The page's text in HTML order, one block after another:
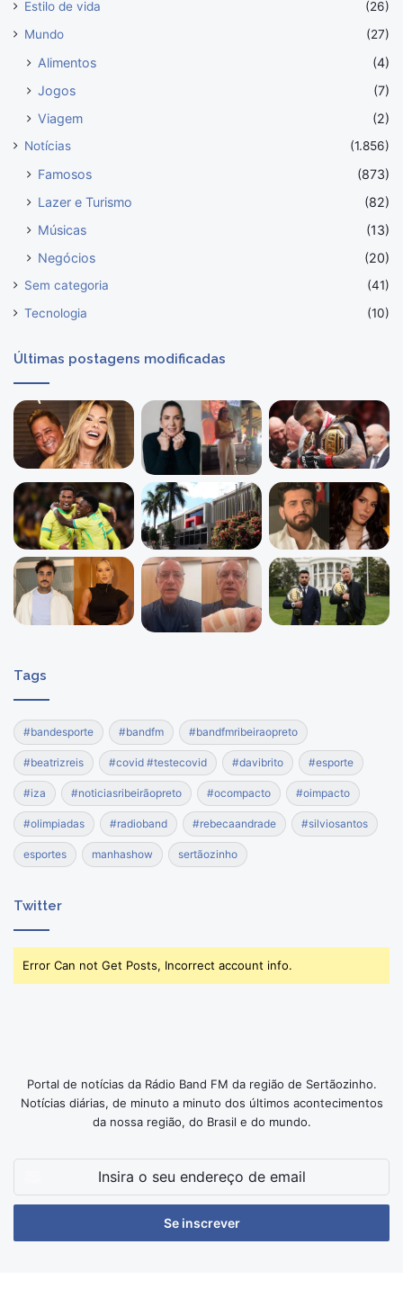
Estilo de vida
(26)
Mundo
(27)
Alimentos
(4)
Jogos
(7)
Viagem
(2)
Notícias (1.856)
Famosos
(873)
Lazer e Turismo
(82)
Músicas
(13)
Negócios
(20)
Sem categoria
(41)
Tecnologia
(10)
Últimas postagens modificadas
Tags
#bandesporte #bandfm #bandfmribeiraopreto
#beatrizreis #covid #testecovid #davibrito #esporte
#iza #noticiasribeirãopreto #ocompacto #oimpacto
#olimpiadas #radioband #rebecaandrade #silviosantos
esportes manhashow sertãozinho
Twitter
Error Can not Get Posts, Incorrect account info.
Portal de notícias da Rádio Band FM da região de Sertãozinho.
Notícias diárias, de minuto a minuto dos últimos acontecimentos
da nossa região, do Brasil e do mundo.
seu
de